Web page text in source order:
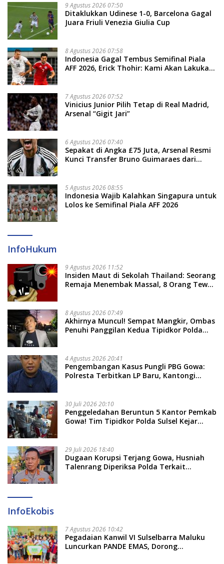
9 Agustus 2026 07:50
Ditaklukkan Udinese 1-0, Barcelona Gagal
Juara Friuli Venezia Giulia Cup
8 Agustus 2026 07:58
Indonesia Gagal Tembus Semifinal Piala
AFF 2026, Erick Thohir: Kami Akan Lakukan
7 Agustus 2026 07:52
Vinicius Junior Pilih Tetap di Real Madrid,
Arsenal “Gigit Jari”
6 Agustus 2026 07:40
Sepakat di Angka £75 Juta, Arsenal Resmi
Kunci Transfer Bruno Guimaraes dari
5 Agustus 2026 08:55
Indonesia Wajib Kalahkan Singapura untuk
Lolos ke Semifinal Piala AFF 2026
InfoHukum
9 Agustus 2026 11:52
Insiden Maut di Sekolah Thailand: Seorang
Remaja Menembak Massal, 8 Orang Tewas
8 Agustus 2026 07:49
Akhirnya Muncul! Sempat Mangkir, Ombas
Penuhi Panggilan Kedua Tipidkor Polda
4 Agustus 2026 20:41
Pengembangan Kasus Pungli PBG Gowa:
Polresta Terbitkan LP Baru, Kantongi
30 Juli 2026 20:10
Penggeledahan Beruntun 5 Kantor Pemkab
Gowa! Tim Tipidkor Polda Sulsel Kejar
29 Juli 2026 18:40
Dugaan Korupsi Terjang Gowa, Husniah
Talenrang Diperiksa Polda Terkait
InfoEkobis
7 Agustus 2026 10:42
Pegadaian Kanwil VI Sulselbarra Maluku
Luncurkan PANDE EMAS, Dorong